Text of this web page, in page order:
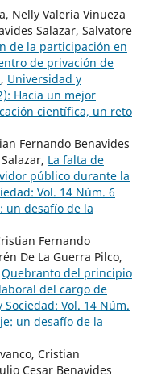
Nelly Valeria Vinueza
Salazar, Salvatore
de la participación en
de privación de
, Universidad y
Hacia un mejor
científica, un reto
Fernando Benavides
La falta de
público durante la
Vol. 14 Núm. 6
un desafío de la
Fernando
De La Guerra Pilco,
Quebranto del principio
del cargo de
Sociedad: Vol. 14 Núm.
un desafío de la
Cristian
Cesar Benavides